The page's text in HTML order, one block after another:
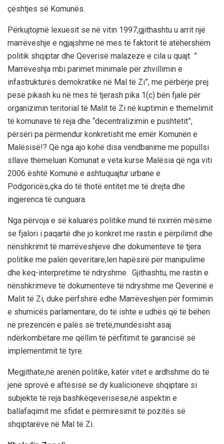
çështjes së Komunës.
Përkujtojmë lexuesit se në vitin 1997,gjithashtu u arrit një
marrëveshje e ngjajshme në mes të faktorit të atëhershëm
politik shqiptar dhe Qeverisë malazeze e cila u quajt ”
Marrëveshja mbi parimet minimale për zhvillimin e
infastrukturës demokratike në Mal të Zi”, me përbërje prej
pesë pikash ku në mes të tjerash pika 1(c) bën fjalë për
organizimin teritorial të Malit të Zi në kuptimin e themelimit
të komunave të reja dhe “decentralizimin e pushtetit”,
përsëri pa përmendur konkretisht me emër Komunën e
Malësisë!? Që nga ajo kohë disa vendbanime me popullsi
sllave themeluan Komunat e veta kurse Malësia që nga viti
2006 është Komunë e ashtuquajtur urbane e
Podgoricës,çka do të thotë entitet me të drejta dhe
ingjerenca të cunguara.
Nga përvoja e së kaluarës politike mund të nxirrën mësime
se fjalori i paqartë dhe jo konkret me rastin e përpilimit dhe
nënshkrimit të marrëveshjeve dhe dokumenteve të tjera
politike me palën qeveritare,len hapësirë për manipulime
dhe keq-interpretime të ndryshme. Gjithashtu, me rastin e
nënshkrimeve të dokumenteve të ndryshme me Qeverinë e
Malit të Zi, duke përfshirë edhe Marrëveshjen për formimin
e shumicës parlamentare, do të ishte e udhës që të bëhen
në prezencën e palës së tretë,mundësisht asaj
ndërkombëtare me qëllim të përfitimit të garancisë së
implementimit të tyre.
Megjithate,në arenën politike, katër vitet e ardhshme do të
jenë sprovë e aftësisë së dy kualicioneve shqiptare si
subjekte të reja bashkëqeverisëse,në aspektin e
ballafaqimit me sfidat e përmirësimit të pozitës së
shqiptarëve në Mal të Zi.